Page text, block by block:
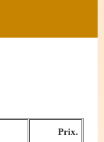
Prix.